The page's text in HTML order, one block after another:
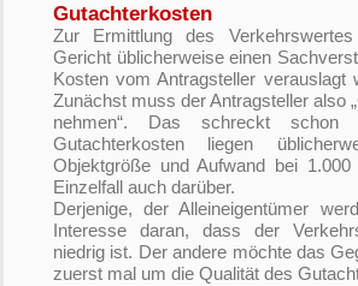
Gutachterkosten
Zur Ermittlung des
Gericht üblicherweise einen
Kosten vom Antragsteller verauslagt
Zunächst muss der Antragsteller also
nehmen“. Das schreckt
Gutachterkosten liegen
Objektgröße und Aufwand bei
Einzelfall auch darüber.
Derjenige, der Alleineigentümer
Interesse daran, dass der
niedrig ist. Der andere möchte das
zuerst mal um die Qualität des